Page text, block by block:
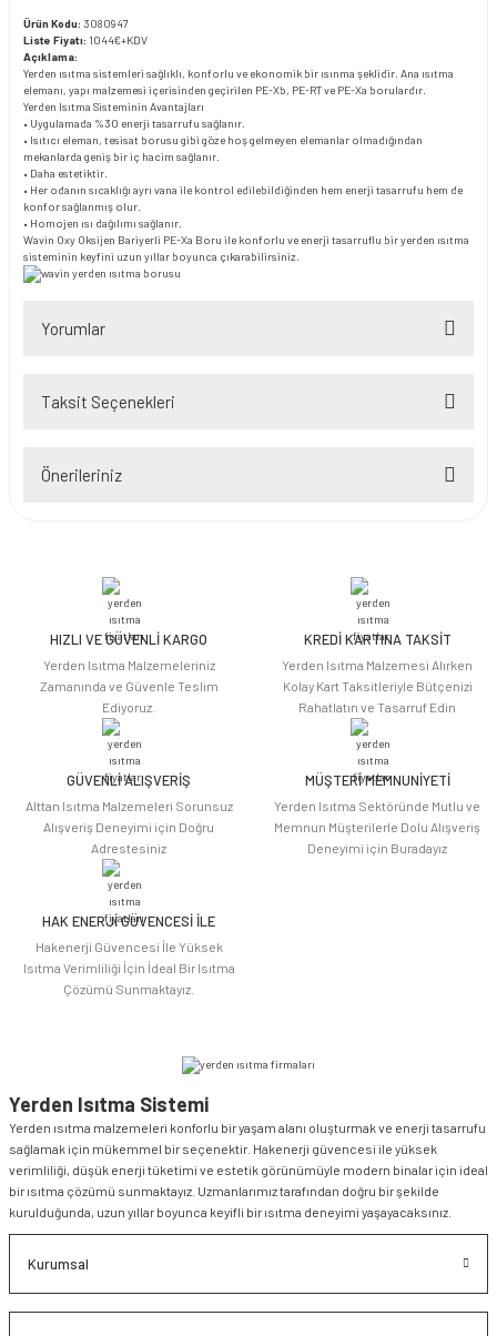
Ürün Kodu: 3080947
Liste Fiyatı: 1044€+KDV
Açıklama:
Yerden ısıtma sistemleri sağlıklı, konforlu ve ekonomik bir ısınma şeklidir. Ana ısıtma
elemanı, yapı malzemesi içerisinden geçirilen PE-Xb, PE-RT ve PE-Xa borulardır.
Yerden Isıtma Sisteminin Avantajları
• Uygulamada %30 enerji tasarrufu sağlanır.
• lsıtıcı eleman, tesisat borusu gibi göze hoş gelmeyen elemanlar olmadığından
mekanlarda geniş bir iç hacim sağlanır.
• Daha estetiktir.
• Her odanın sıcaklığı ayrı vana ile kontrol edilebildiğinden hem enerji tasarrufu hem de
konfor sağlanmış olur.
• Homojen ısı dağılımı sağlanır.
Wavin Oxy Oksijen Bariyerli PE-Xa Boru ile konforlu ve enerji tasarruflu bir yerden ısıtma
sisteminin keyfini uzun yıllar boyunca çıkarabilirsiniz.
Yorumlar
Taksit Seçenekleri
Önerileriniz
iletebilirsiniz.
Görüş ve önerileriniz için teşekkür ederiz.
Ürün açıklamasında eksik bilgiler bulunuyor.
Ürün bilgilerinde hatalar bulunuyor.
Ürün fiyatı diğer sitelerden daha pahalı.
Bu ürüne benzer farklı alternatifler olmalı.
HIZLI VE GÜVENLİ KARGO
Yerden Isıtma Malzemeleriniz
Zamanında ve Güvenle Teslim
Ediyoruz.
KREDİ KARTINA TAKSİT
Yerden Isıtma Malzemesi Alırken
Kolay Kart Taksitleriyle Bütçenizi
Rahatlatın ve Tasarruf Edin
GÜVENLİ ALIŞVERİŞ
Alttan Isıtma Malzemeleri Sorunsuz
Alışveriş Deneyimi için Doğru
Adrestesiniz
MÜŞTERİ MEMNUNİYETİ
Yerden Isıtma Sektöründe Mutlu ve
Memnun Müşterilerle Dolu Alışveriş
Deneyimi için Buradayız
HAK ENERJİ GÜVENCESİ İLE
Hakenerji Güvencesi İle Yüksek
Isıtma Verimliliği İçin İdeal Bir Isıtma
Çözümü Sunmaktayız.
Yerden Isıtma Sistemi
Yerden ısıtma malzemeleri konforlu bir yaşam alanı oluşturmak ve enerji tasarrufu
sağlamak için mükemmel bir seçenektir. Hakenerji güvencesi ile yüksek
verimliliği, düşük enerji tüketimi ve estetik görünümüyle modern binalar için ideal
bir ısıtma çözümü sunmaktayız. Uzmanlarımız tarafından doğru bir şekilde
kurulduğunda, uzun yıllar boyunca keyifli bir ısıtma deneyimi yaşayacaksınız.
Kurumsal